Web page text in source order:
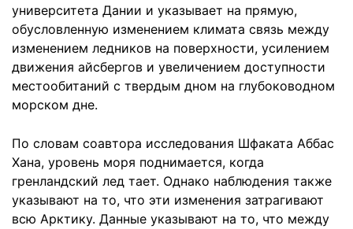
университета Дании и указывает на прямую,
обусловленную изменением климата связь между
изменением ледников на поверхности, усилением
движения айсбергов и увеличением доступности
местообитаний с твердым дном на глубоководном
морском дне.
По словам соавтора исследования Шфаката Аббас
Хана, уровень моря поднимается, когда
гренландский лед тает. Однако наблюдения также
указывают на то, что эти изменения затрагивают
всю Арктику. Данные указывают на то, что между